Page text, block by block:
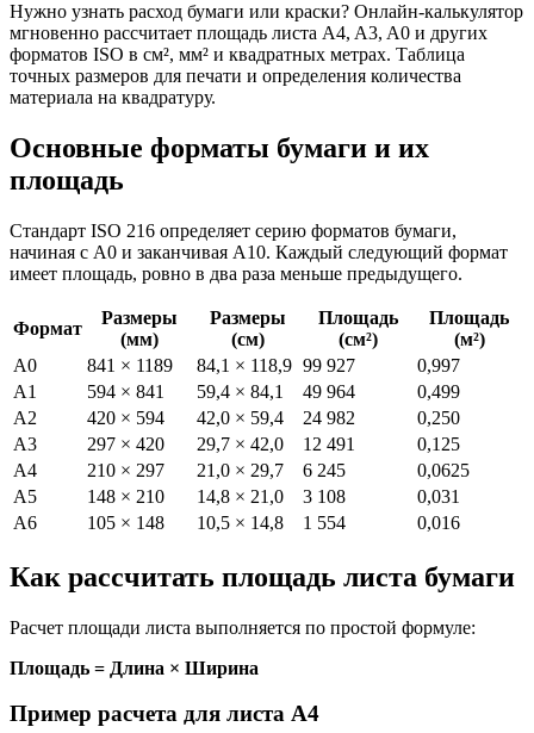
Нужно узнать расход бумаги или краски? Онлайн-калькулятор
мгновенно рассчитает площадь листа A4, A3, A0 и других
форматов ISO в см², мм² и квадратных метрах. Таблица
точных размеров для печати и определения количества
материала на квадратуру.
Основные форматы бумаги и их
площадь
Стандарт ISO 216 определяет серию форматов бумаги,
начиная с A0 и заканчивая A10. Каждый следующий формат
имеет площадь, ровно в два раза меньше предыдущего.
Формат
Размеры
(мм)
Размеры
(см)
Площадь
(см²)
Площадь
(м²)
A0
841 × 1189 84,1 × 118,9 99 927
0,997
A1
594 × 841 59,4 × 84,1 49 964
0,499
A2
420 × 594 42,0 × 59,4 24 982
0,250
A3
297 × 420 29,7 × 42,0 12 491
0,125
A4
210 × 297 21,0 × 29,7 6 245
0,0625
A5
148 × 210 14,8 × 21,0 3 108
0,031
A6
105 × 148 10,5 × 14,8 1 554 0,016
Как рассчитать площадь листа бумаги
Расчет площади листа выполняется по простой формуле:
Площадь = Длина × Ширина
Пример расчета для листа A4